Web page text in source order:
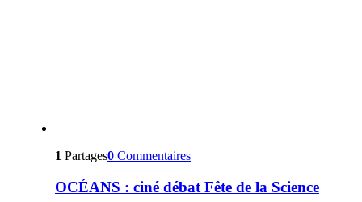
1 Partages0 Commentaires
OCÉANS : ciné débat Fête de la Science